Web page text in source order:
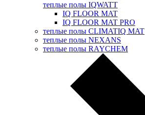
теплые полы IQWATT
IQ FLOOR MAT
IQ FLOOR MAT PRO
теплые полы CLIMATIQ MAT
теплые полы NEXANS
теплые полы RAYCHEM